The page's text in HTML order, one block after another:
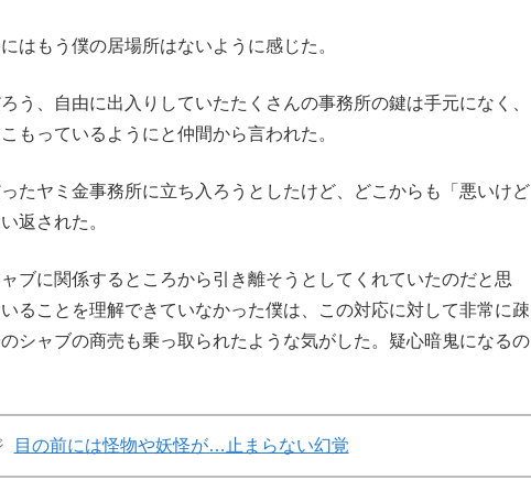
はもう僕の居場所はないように感じた。
う、自由に出入りしていたたくさんの事務所の鍵は手元になく、
もっているようにと仲間から言われた。
たヤミ金事務所に立ち入ろうとしたけど、どこからも「悪いけど
返された。
ブに関係するところから引き離そうとしてくれていたのだと思
ることを理解できていなかった僕は、この対応に対して非常に疎
シャブの商売も乗っ取られたような気がした。疑心暗鬼になるの
目の前には怪物や妖怪が…止まらない幻覚